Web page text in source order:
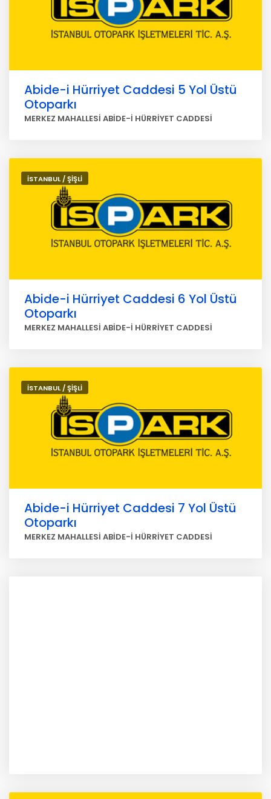
Abide-i Hürriyet Caddesi 5 Yol Üstü
Otoparkı
MERKEZ MAHALLESİ ABİDE-İ HÜRRİYET CADDESİ
İSTANBUL / ŞİŞLİ
Abide-i Hürriyet Caddesi 6 Yol Üstü
Otoparkı
MERKEZ MAHALLESİ ABİDE-İ HÜRRİYET CADDESİ
İSTANBUL / ŞİŞLİ
Abide-i Hürriyet Caddesi 7 Yol Üstü
Otoparkı
MERKEZ MAHALLESİ ABİDE-İ HÜRRİYET CADDESİ